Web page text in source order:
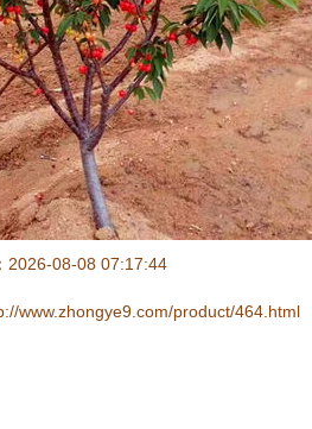
2026-08-08 07:17:44
www.zhongye9.com/product/464.html